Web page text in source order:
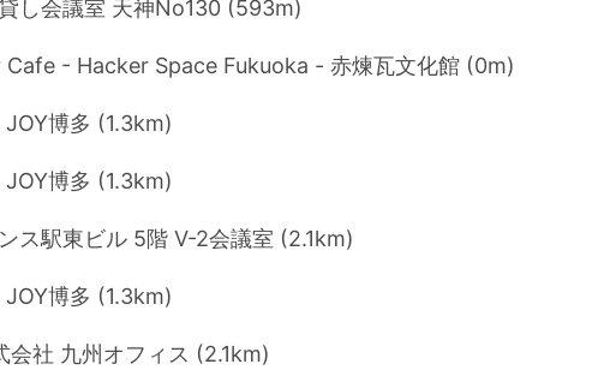
し会議室 天神No130 (593m)
Cafe - Hacker Space Fukuoka - 赤煉瓦文化館 (0m)
博多 (1.3km)
博多 (1.3km)
ス駅東ビル 5階 V-2会議室 (2.1km)
博多 (1.3km)
会社 九州オフィス (2.1km)